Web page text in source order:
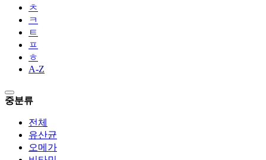
ㅊ
ㅋ
ㅌ
ㅍ
ㅎ
A-Z
중분류
전체
유산균
오메가